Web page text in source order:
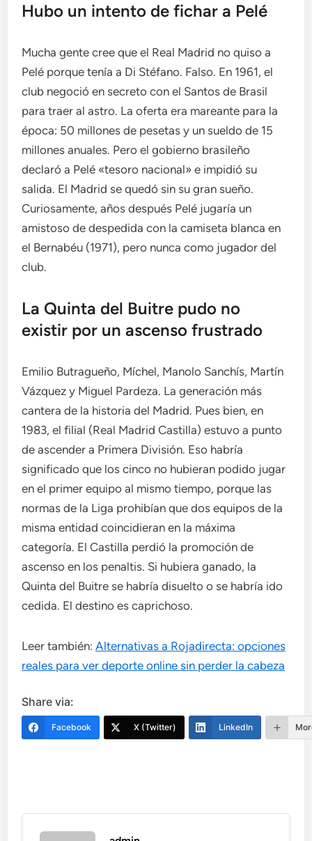
Hubo un intento de fichar a Pelé
Mucha gente cree que el Real Madrid no quiso a
Pelé porque tenía a Di Stéfano. Falso. En 1961, el
club negoció en secreto con el Santos de Brasil
para traer al astro. La oferta era mareante para la
época: 50 millones de pesetas y un sueldo de 15
millones anuales. Pero el gobierno brasileño
declaró a Pelé «tesoro nacional» e impidió su
salida. El Madrid se quedó sin su gran sueño.
Curiosamente, años después Pelé jugaría un
amistoso de despedida con la camiseta blanca en
el Bernabéu (1971), pero nunca como jugador del
club.
La Quinta del Buitre pudo no
existir por un ascenso frustrado
Emilio Butragueño, Míchel, Manolo Sanchís, Martín
Vázquez y Miguel Pardeza. La generación más
cantera de la historia del Madrid. Pues bien, en
1983, el filial (Real Madrid Castilla) estuvo a punto
de ascender a Primera División. Eso habría
significado que los cinco no hubieran podido jugar
en el primer equipo al mismo tiempo, porque las
normas de la Liga prohibían que dos equipos de la
misma entidad coincidieran en la máxima
categoría. El Castilla perdió la promoción de
ascenso en los penaltis. Si hubiera ganado, la
Quinta del Buitre se habría disuelto o se habría ido
cedida. El destino es caprichoso.
Leer también:Alternativas a Rojadirecta: opciones
reales para ver deporte online sin perder la cabeza
Share via:
Facebook X (Twitter) LinkedIn